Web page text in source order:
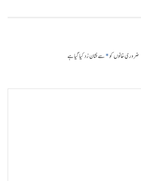
ضروری خانوں کو*سے نشان زد کیا گیا ہے